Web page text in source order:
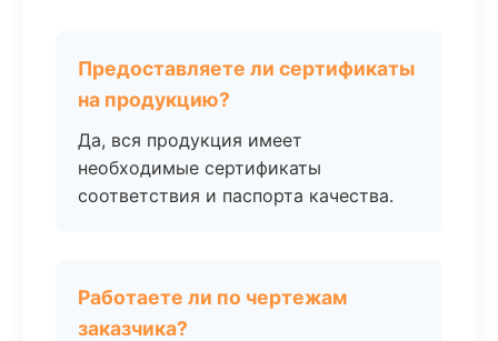
Предоставляете ли сертификаты
на продукцию?
Да, вся продукция имеет
необходимые сертификаты
соответствия и паспорта качества.
Работаете ли по чертежам
заказчика?